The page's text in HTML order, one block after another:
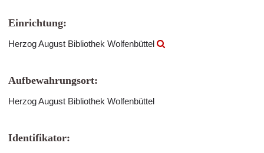
Einrichtung:
Herzog August Bibliothek Wolfenbüttel
Aufbewahrungsort:
Herzog August Bibliothek Wolfenbüttel
Identifikator: